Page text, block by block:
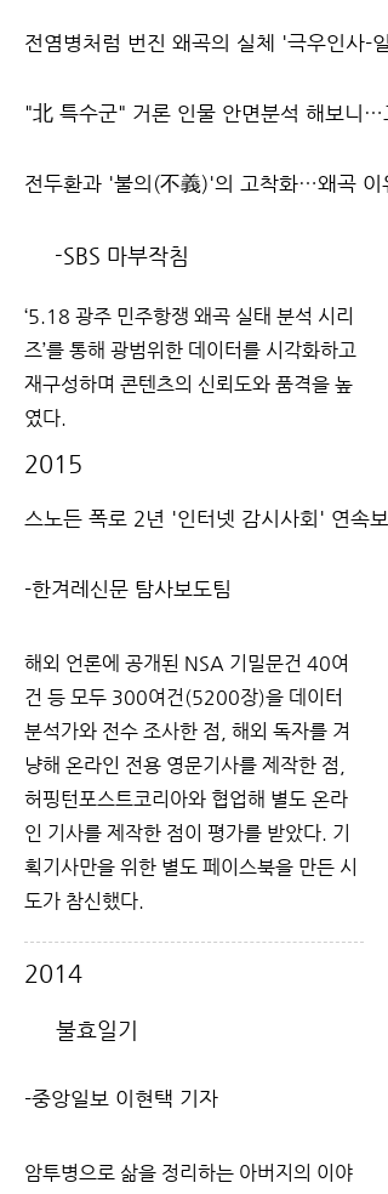
전염병처럼 번진 왜곡의 실체 '극우인사-
"北 특수군" 거론 인물 안면분석 해보니…
전두환과 '불의(不義)'의 고착화…왜곡 이유
-SBS 마부작침
‘5.18 광주 민주항쟁 왜곡 실태 분석 시리
즈’를 통해 광범위한 데이터를 시각화하고
재구성하며 콘텐츠의 신뢰도와 품격을 높
였다.
2015
스노든 폭로 2년 '인터넷 감시사회' 연속보
-한겨레신문 탐사보도팀
해외 언론에 공개된 NSA 기밀문건 40여
건 등 모두 300여건(5200장)을 데이터
분석가와 전수 조사한 점, 해외 독자를 겨
냥해 온라인 전용 영문기사를 제작한 점,
허핑턴포스트코리아와 협업해 별도 온라
인 기사를 제작한 점이 평가를 받았다. 기
획기사만을 위한 별도 페이스북을 만든 시
도가 참신했다.
2014
불효일기
-중앙일보 이현택 기자
암투병으로 삶을 정리하는 아버지의 이야